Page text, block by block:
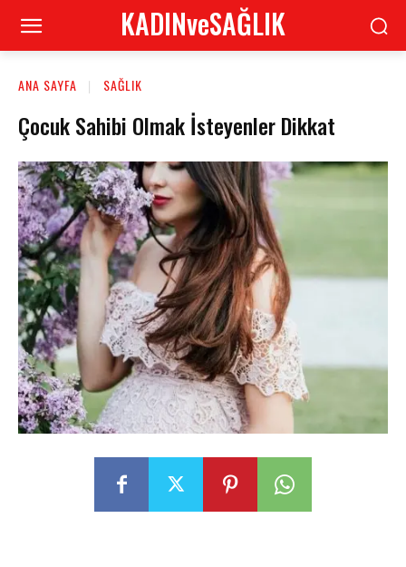
KADINveSAĞLIK
ANA SAYFA SAĞLIK
Çocuk Sahibi Olmak İsteyenler Dikkat